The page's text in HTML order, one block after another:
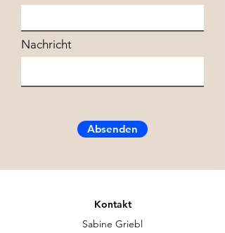
Nachricht
Absenden
Kontakt
Sabine Griebl